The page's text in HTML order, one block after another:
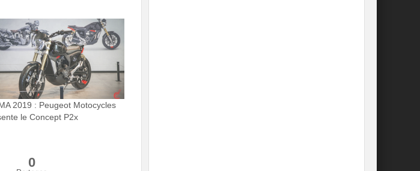
2019 : Peugeot Motocycles
le Concept P2x
0